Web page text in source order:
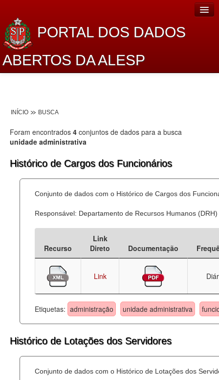
PORTAL DOS DADOS
ABERTOS DA ALESP
Lei de Acesso à Informação
Dados Governamentais Abertos
Planejamento
Catálogo de dados
Processo Legislativo
Administração
Legislação
Agenda
Perguntas frequentes
INÍCIO BUSCA
Foram encontrados 4 conjuntos de dados para a busca
unidade administrativa
Histórico de Cargos dos Funcionários
Conjunto de dados com o Histórico de Cargos dos
Responsável: Departamento de Recursos Humanos (DRH)
Recurso
Link
Direto
Documentação
Link
Etiquetas: administração unidade administrativa
Histórico de Lotações dos Servidores
Conjunto de dados com o Histórico de Lotações dos